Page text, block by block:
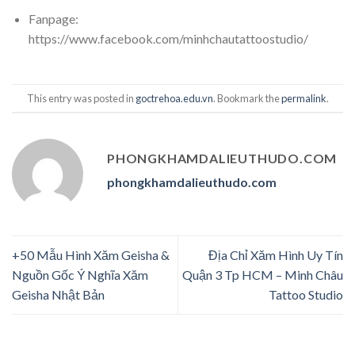
Fanpage:
https://www.facebook.com/minhchautattoostudio/
This entry was posted in goctrehoa.edu.vn. Bookmark thepermalink.
PHONGKHAMDALIEUTHUDO.COM
phongkhamdalieuthudo.com
+50 Mẫu Hình Xăm Geisha &
Nguồn Gốc Ý Nghĩa Xăm
Geisha Nhật Bản
Địa Chỉ Xăm Hình Uy Tín
Quận 3 Tp HCM – Minh Châu
Tattoo Studio